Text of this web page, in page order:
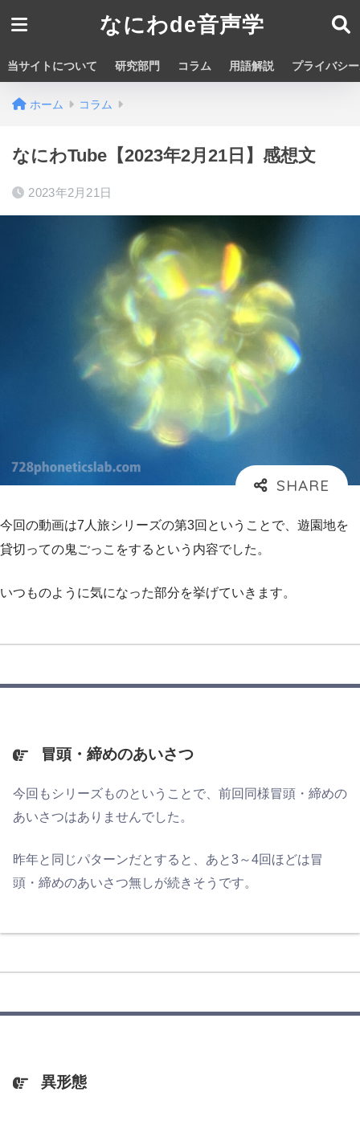
なにわde音声学
当サイトについて 研究部門 コラム 用語解説 プライバシ
ホーム コラム
なにわTube【2023年2月21日】感想文
2023年2月21日
今回の動画は7人旅シリーズの第3回ということで、遊園地を
貸切っての鬼ごっこをするという内容でした。
いつものように気になった部分を挙げていきます。
冒頭・締めのあいさつ
今回もシリーズものということで、前回同様冒頭・締めの
あいさつはありませんでした。
昨年と同じパターンだとすると、あと3～4回ほどは冒
頭・締めのあいさつ無しが続きそうです。
異形態